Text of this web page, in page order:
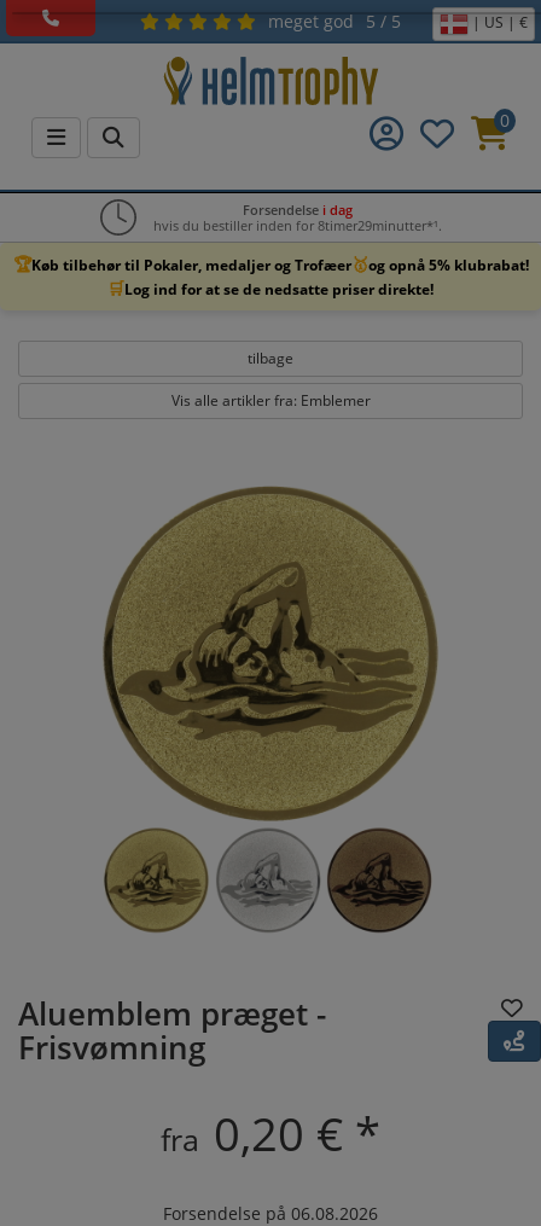
meget god 5 / 5 | US | €
0
Forsendelse i dag
hvis du bestiller inden for 8timer29minutter*¹.
🏆Køb tilbehør til Pokaler, medaljer og Trofæer🥇og opnå 5% klubrabat!
🛒Log ind for at se de nedsatte priser direkte!
tilbage
Vis alle artikler fra: Emblemer
Aluemblem præget -
Frisvømning
fra 0,20 € *
Forsendelse på 06.08.2026